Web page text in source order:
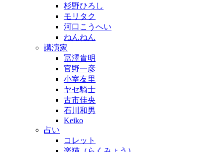
杉野ひろし
モリタク
河口こうへい
ねんねん
講演家
冨澤貴明
官野一彦
小室友里
ヤセ騎士
古市佳央
石川和男
Keiko
占い
コレット